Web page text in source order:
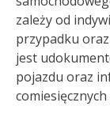
zależy od
przypadku
jest
pojazdu oraz